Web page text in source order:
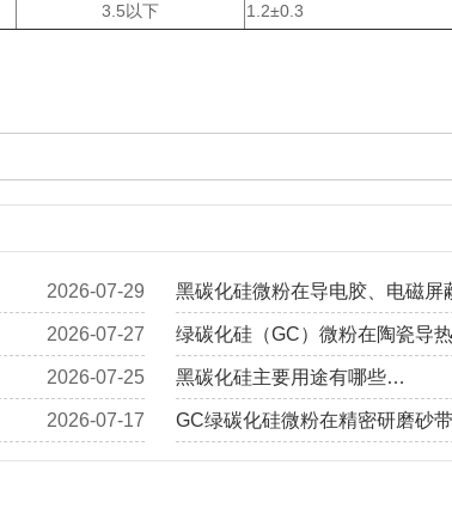
3.5以下 1.2±0.3
2026-07-29 黑碳化硅微粉在导电胶、电磁屏
2026-07-27 绿碳化硅（GC）微粉在陶瓷导
2026-07-25 黑碳化硅主要用途有哪些…
2026-07-17 GC绿碳化硅微粉在精密研磨砂